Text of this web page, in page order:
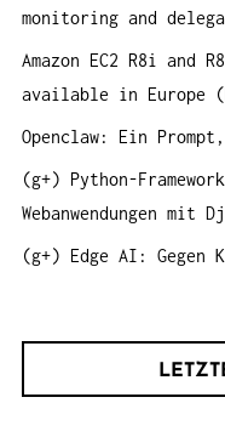
c
h
:
monitoring and
Amazon EC2 R8i and
available in Europe
Openclaw: Ein
(g+) Python-
Webanwendungen mit
(g+) Edge AI: